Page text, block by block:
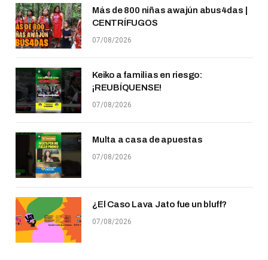
Más de 800 niñas awajún abus4das |
CENTRÍFUGOS
07/08/2026
Keiko a familias en riesgo:
¡REUBÍQUENSE!
07/08/2026
Multa a casa de apuestas
07/08/2026
¿El Caso Lava Jato fue un bluff?
07/08/2026